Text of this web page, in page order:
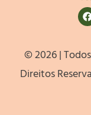
©️ 2026 |
Direitos